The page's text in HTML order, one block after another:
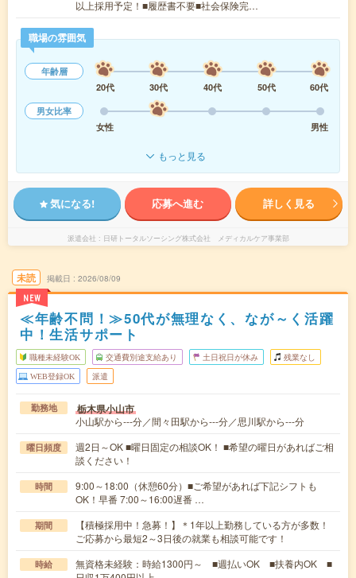
以上採用予定！■履歴書不要■社会保険完…
職場の雰囲気
年齢層
20代
30代 40代 50代
60代
男女比率
女性
男性
もっと見る
気になる! 応募へ進む 詳しく見る
派遣会社 日研トータルソーシング株式会社 メディカルケア事業部
未読
NEW
掲載日 2026/08/09
≪年齢不問！≫50代が無理なく、なが～く活躍
中！生活サポート
職種未経験OK 交通費別途支給あり 土日祝日が休み 残業なし
WEB登録OK 派遣
勤務地 栃木県小山市
小山駅から---分／間々田駅から---分／思川駅から---分
曜日頻度
週2日～OK ■曜日固定の相談OK！ ■希望の曜日があればご相
談ください！
時間
9:00～18:00（休憩60分）■ご希望があれば下記シフトも
OK！早番 7:00～16:00遅番 …
期間
【積極採用中！急募！】＊1年以上勤務している方が多数！
ご応募から最短2～3日後の就業も相談可能です！
時給
無資格未経験：時給1300円～ ■週払いOK ■扶養内OK ■